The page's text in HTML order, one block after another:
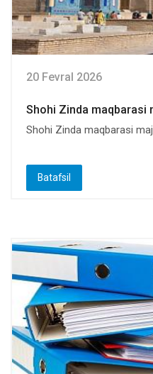
20 Fevral 2026
Shohi Zinda maqbarasi
Shohi Zinda maqbarasi
Batafsil